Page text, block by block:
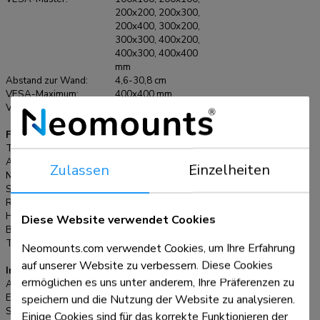
Fernseher im Handumdrehen befestigen können. Die
Halterung ist mit einem Kabelmanagement ausgestattet, um
lose Kabel auf der Rückseite des Bildschirms zu sichern.
200x200, 200x300,
200x400, 300x200,
300x300, 400x200,
400x300, 400x400
mm
Abstand zur Wand:
4,6-30,8 cm
VESA-Maximum:
400x400 mm
VESA-Minimum:
Funktionalität
Typ:
Voll beweglich, Neigen, Schwenken
Abschließbar:
Nicht abschließbar
Neigung (Grad):
Schwenkbereich (Grad): 30°
Rotation (Grad):
Höhe:
43,3 cm
Breite:
Tiefe:
4,6 cm
Informationen
Artikelnummer:
WL40-540BL14
EAN:
8717371448721
Serie:
LEVEL 550
Zulassen Einzelheiten
Diese Website verwendet Cookies
Neomounts.com verwendet Cookies, um Ihre Erfahrung
auf unserer Website zu verbessern. Diese Cookies
ermöglichen es uns unter anderem, Ihre Präferenzen zu
speichern und die Nutzung der Website zu analysieren.
Einige Cookies sind für das korrekte Funktionieren der